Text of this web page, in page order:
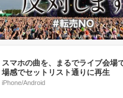
スマホの曲を、まるでライブ会場
場感でセットリスト通りに再生
iPhone/Android